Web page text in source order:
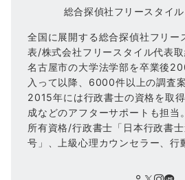
総合探偵社フリースタイ
全国に展開する総合探偵社フリー
表/株式会社フリースタイル代表取
名古屋市の大学法学部を卒業後
入って以降、6000件以上の調査
2015年には行政書士の資格を取
成などのアフターサポートも担当。
所有資格/行政書士「日本行政書
号」、上級心理カウンセラー、行